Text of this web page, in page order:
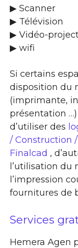
▶ Scanner
▶ Télévision
▶ Vidéo-
▶ wifi
Si certains
disposition du
(imprimante,
présentation
d’utiliser des
/ Construction
Finalcad ,
l’utilisation du
l’impression
fournitures de
Services
Hemera Agen